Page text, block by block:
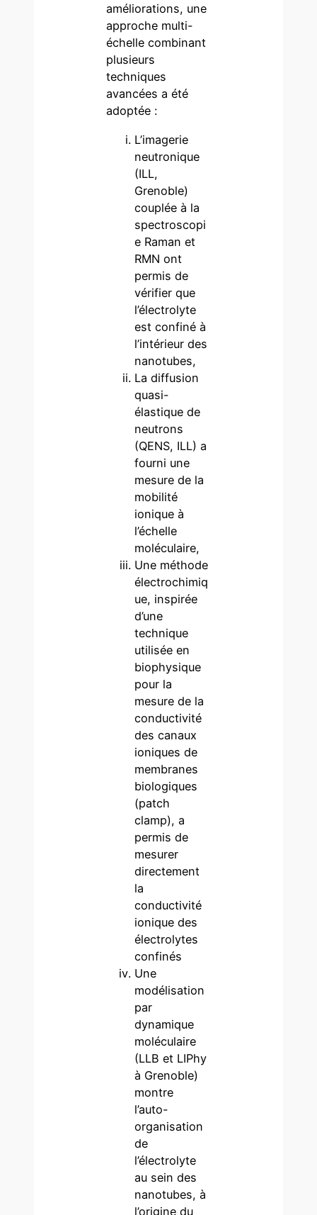
améliorations, une
approche multi-
échelle combinant
plusieurs
techniques
avancées a été
adoptée :
L’imagerie
neutronique
(ILL,
Grenoble)
couplée à la
spectroscopi
e Raman et
RMN ont
permis de
vérifier que
l’électrolyte
est confiné à
l’intérieur des
nanotubes,
La diffusion
quasi-
élastique de
neutrons
(QENS, ILL) a
fourni une
mesure de la
mobilité
ionique à
l’échelle
moléculaire,
Une méthode
électrochimiq
ue, inspirée
d’une
technique
utilisée en
biophysique
pour la
mesure de la
conductivité
des canaux
ioniques de
membranes
biologiques
(patch
clamp), a
permis de
mesurer
directement
la
conductivité
ionique des
électrolytes
confinés
Une
modélisation
par
dynamique
moléculaire
(LLB et LIPhy
à Grenoble)
montre
l’auto-
organisation
de
l’électrolyte
au sein des
nanotubes, à
l’origine du